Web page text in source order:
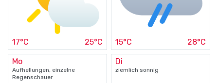
17°C 25°C 15°C 28°C
Mo
Aufhellungen, einzelne
Regenschauer
Di
ziemlich sonnig